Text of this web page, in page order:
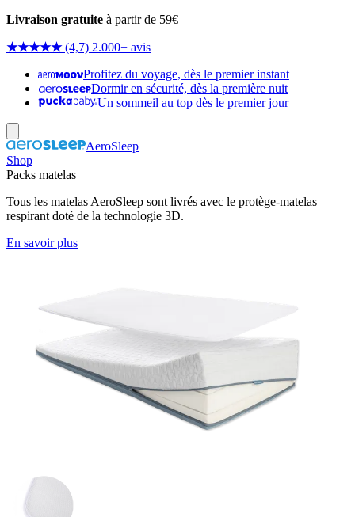
Livraison gratuite à partir de 59€
★★★★★ (4,7) 2.000+ avis
Profitez du voyage, dès le premier instant
Dormir en sécurité, dès la première nuit
Un sommeil au top dès le premier jour
AeroSleep
Shop
Packs matelas
Tous les matelas AeroSleep sont livrés avec le protège-matelas
respirant doté de la technologie 3D.
En savoir plus